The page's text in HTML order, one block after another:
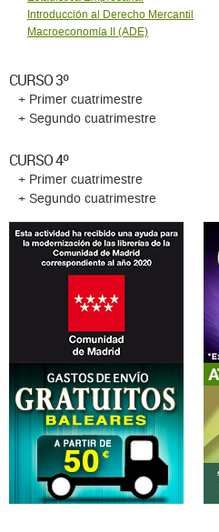
Introducción al Derecho Mercantil
Macroeconomía II (ADE)
CURSO 3º
+ Primer cuatrimestre
+ Segundo cuatrimestre
CURSO 4º
+ Primer cuatrimestre
+ Segundo cuatrimestre